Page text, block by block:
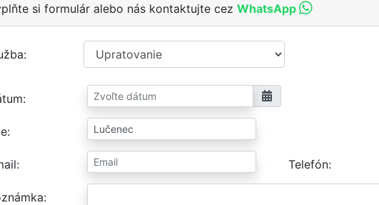
si formulár alebo nás kontaktujte cez WhatsApp
Telefón